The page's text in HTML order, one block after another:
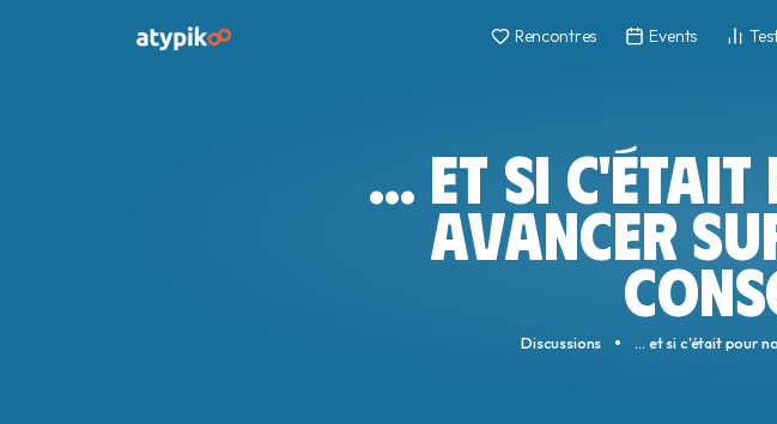
Rencontres Events
... ET SI
AVANCER
Discussions ... et si c'était pour